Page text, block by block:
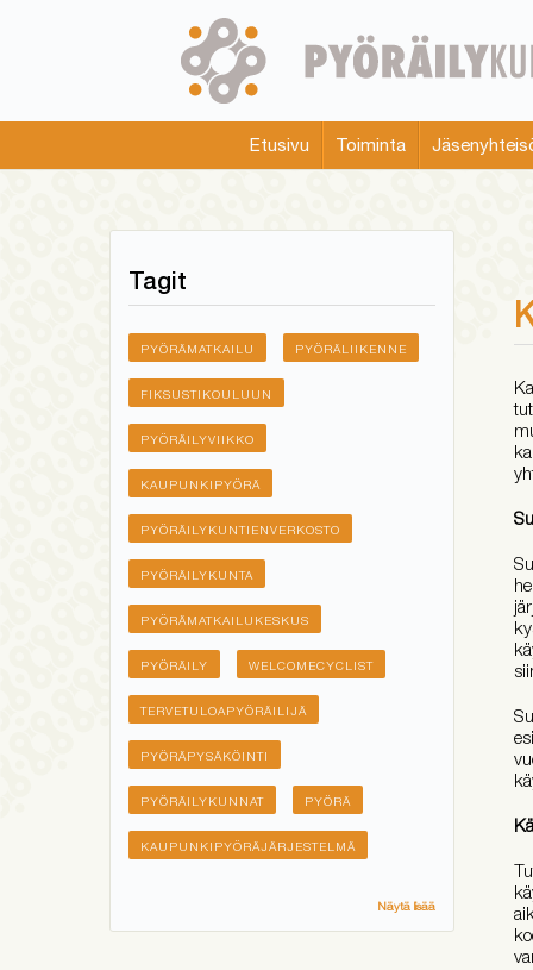
menu
Etusivu Toiminta
Tagit
PYÖRÄMATKAILU PYÖRÄLIIKENNE
FIKSUSTIKOULUUN
PYÖRÄILYVIIKKO
KAUPUNKIPYÖRÄ
PYÖRÄILYKUNTIENVERKOSTO
PYÖRÄILYKUNTA
PYÖRÄMATKAILUKESKUS
PYÖRÄILY WELCOMECYCLIST
TERVETULOAPYÖRÄILIJÄ
PYÖRÄPYSÄKÖINTI
PYÖRÄILYKUNNAT PYÖRÄ
KAUPUNKIPYÖRÄJÄRJESTELMÄ
Näytä lisää